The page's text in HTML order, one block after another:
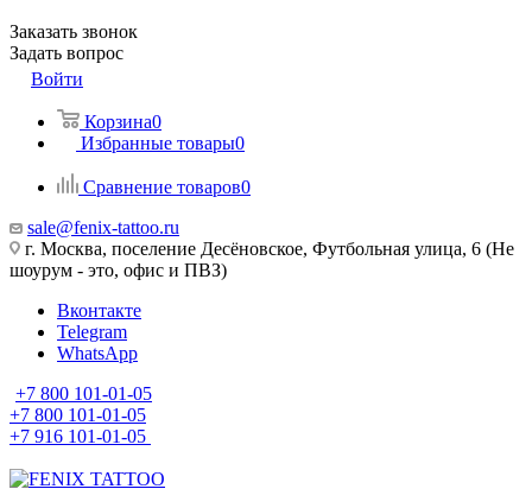
Заказать звонок
Задать вопрос
Войти
Корзина0
Избранные товары0
Сравнение товаров0
sale@fenix-tattoo.ru
г. Москва, поселение Десёновское, Футбольная улица, 6 (Не
шоурум - это, офис и ПВЗ)
Вконтакте
Telegram
WhatsApp
+7 800 101-01-05
+7 800 101-01-05
+7 916 101-01-05